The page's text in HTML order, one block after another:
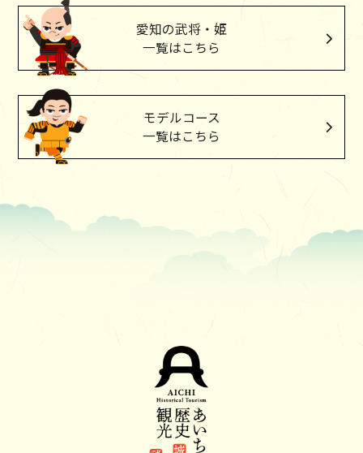
愛知の武将・姫
一覧はこちら
モデルコース
一覧はこちら